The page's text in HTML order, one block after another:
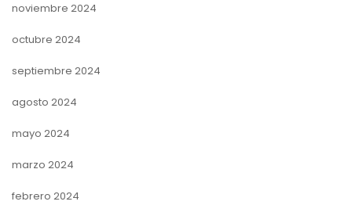
noviembre 2024
octubre 2024
septiembre 2024
agosto 2024
mayo 2024
marzo 2024
febrero 2024